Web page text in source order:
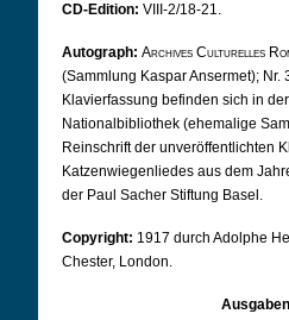
CD-Edition: VIII-2/18-21.
Autograph: Archives Culturelles
(Sammlung Kaspar Ansermet); Nr.
Klavierfassung befinden sich in
Nationalbibliothek (ehemalige
Reinschrift der unveröffentlichten
Katzenwiegenliedes aus dem
der Paul Sacher Stiftung Basel.
Copyright: 1917 durch Adolphe
Chester, London.
Ausgaben